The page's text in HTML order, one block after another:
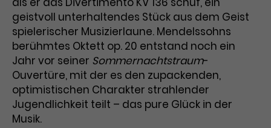
Anbieter Google / DoubleClick
Laufzeit 1 Jahr
Zweck
Dieses Cookie dient der Anzeige
personalisierter Werbung und
misst die Wirksamkeit von
Werbekampagnen über
geistvoll unterhaltendes Stück aus dem Geist
spielerischer Musizierlaune. Mendelssohns
berühmtes Oktett op. 20 entstand noch ein
Jahr vor seiner Sommernachtstraum-
Ouvertüre, mit der es den zupackenden,
optimistischen Charakter strahlender
Jugendlichkeit teilt – das pure Glück in der
Musik.